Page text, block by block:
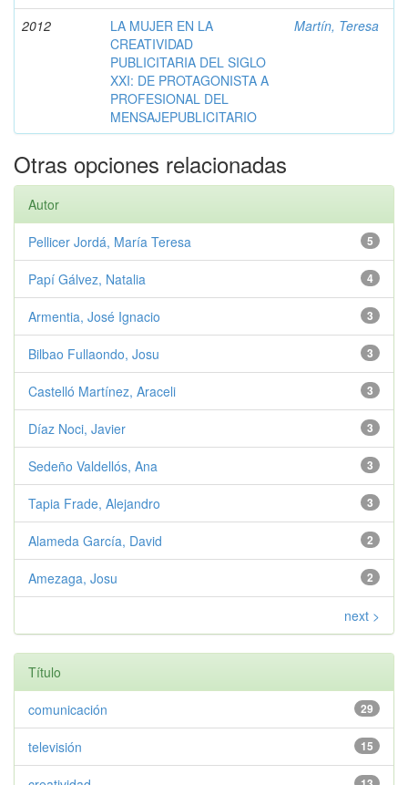
2012
LA MUJER EN LA
CREATIVIDAD
PUBLICITARIA DEL SIGLO
XXI: DE PROTAGONISTA A
PROFESIONAL DEL
MENSAJEPUBLICITARIO
Martín, Teresa
Otras opciones relacionadas
Autor
5
Pellicer Jordá, María Teresa
4
Papí Gálvez, Natalia
3
Armentia, José Ignacio
3
Bilbao Fullaondo, Josu
3
Castelló Martínez, Araceli
3
Díaz Noci, Javier
3
Sedeño Valdellós, Ana
3
Tapia Frade, Alejandro
2
Alameda García, David
2
Amezaga, Josu
next >
Título
29
comunicación
15
televisión